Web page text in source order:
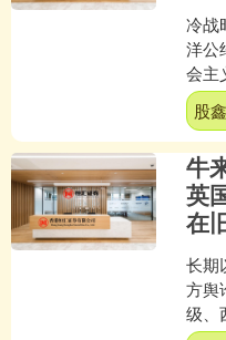
冷战
洋公
会主
签订
而谁
股
牛
英
在
长期
方舆
级、